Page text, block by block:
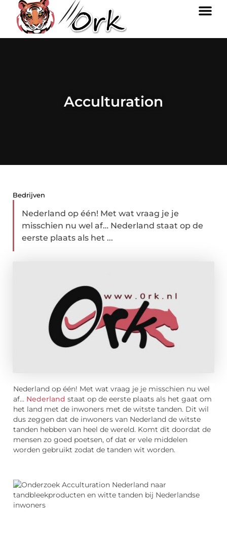
Acculturation
Bedrijven
Nederland op één! Met wat vraag je je
misschien nu wel af… Nederland staat op de
eerste plaats als het ...
Nederland op één! Met wat vraag je je misschien nu wel
af… Nederland staat op de eerste plaats als het gaat om
het land met de inwoners met de witste tanden. Dit wil
dus zeggen dat de inwoners van Nederland de witste
tanden hebben van heel de wereld. Komt dit doordat de
mensen zo goed poetsen, of dat er vele middelen
worden gebruikt zodat de tanden wit worden.